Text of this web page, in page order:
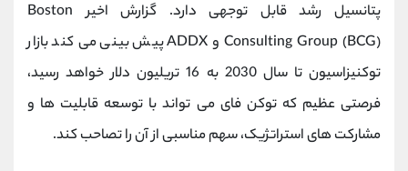
پتانسیل رشد قابل توجهی دارد. گزارش اخیر Boston
Consulting Group (BCG) و ADDX پیش ‌بینی می‌ کند بازار
توکنیزاسیون تا سال 2030 به 16 تریلیون دلار خواهد رسید،
فرصتی عظیم که توکن فای می‌ تواند با توسعه قابلیت ‌ها و
مشارکت ‌های استراتژیک، سهم مناسبی از آن را تصاحب کند.